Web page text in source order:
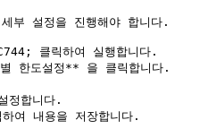
부 설정을 진행해야 합니다.
클릭하여 실행합니다.
한도설정** 을 클릭합니다.
정합니다.
내용을 저장합니다.